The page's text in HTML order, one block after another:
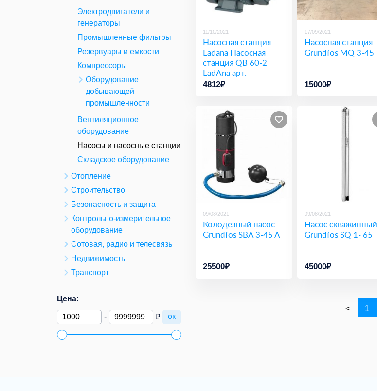
Электродвигатели и
генераторы
Промышленные фильтры
Резервуары и емкости
Компрессоры
Оборудование
добывающей
промышленности
Вентиляционное
оборудование
Насосы и насосные станции
Складское оборудование
Отопление
Строительство
Безопасность и защита
Контрольно-измерительное
оборудование
Сотовая, радио и телесвязь
Недвижимость
Транспорт
Цена:
- ₽ ок
11/10/2021
Насосная станция
Ladana Насосная
станция QB 60-2
LadAna арт.
160401001
4812₽
17/09/2021
Насосная станция
Grundfos MQ 3-45
15000₽
09/08/2021
Колодезный насос
Grundfos SBA 3-45 A
25500₽
09/08/2021
Насос скважинный
Grundfos SQ 1- 65
45000₽
< 1